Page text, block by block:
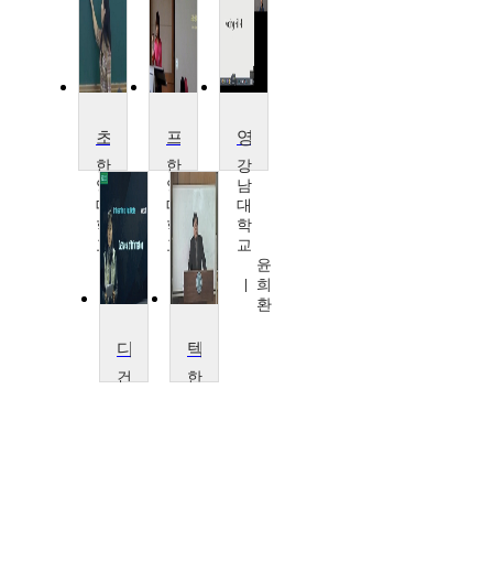
한
양
대
학
교
문
규
영
한
양
대
학
교
이
인
숙,
양
학
강
남
대
학
교
윤
희
환
건
한